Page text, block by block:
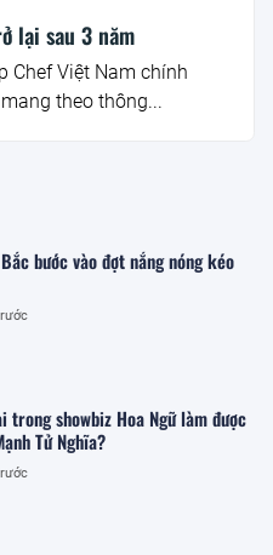
lại sau 3 năm
Chef Việt Nam chính
theo thông...
vào đợt nắng nóng kéo
trong showbiz Hoa Ngữ làm được
Tử Nghĩa?